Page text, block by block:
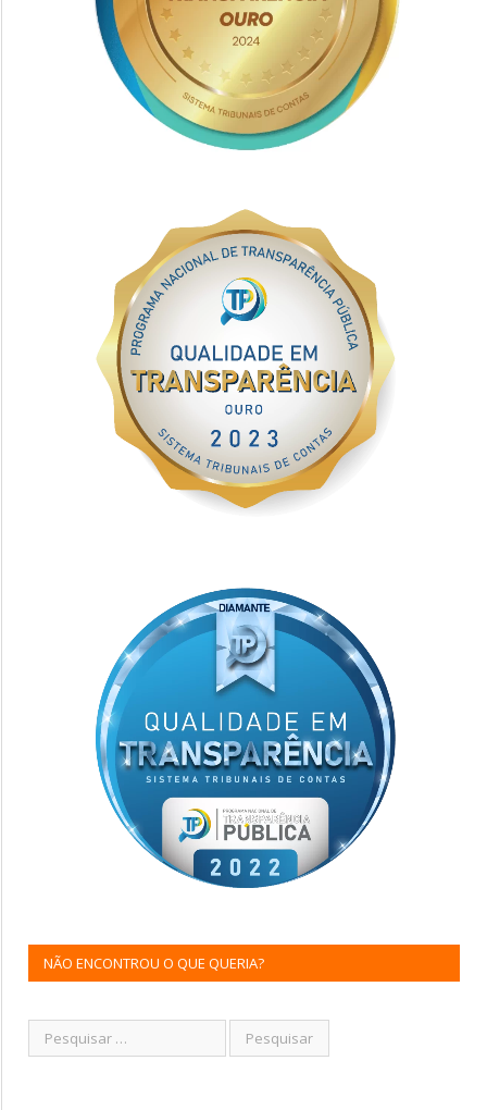
NÃO ENCONTROU O QUE QUERIA?